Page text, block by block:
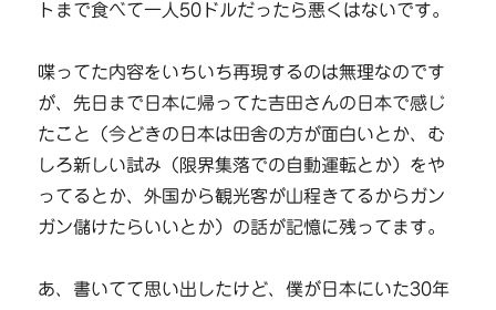
トまで食べて一人50ドルだったら悪くはないです。
喋ってた内容をいちいち再現するのは無理なのです
が、先日まで日本に帰ってた吉田さんの日本で感じ
たこと（今どきの日本は田舎の方が面白いとか、む
しろ新しい試み（限界集落での自動運転とか）をや
ってるとか、外国から観光客が山程きてるからガン
ガン儲けたらいいとか）の話が記憶に残ってます。
あ、書いてて思い出したけど、僕が日本にいた30年